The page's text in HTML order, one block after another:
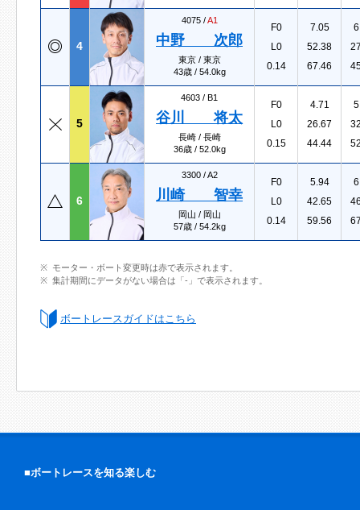
4
4075 /A1
中野 次郎
東京 / 東京
43歳 / 54.0kg
F0
L0
0.14
7.05
52.38
67.46
5
4603 / B1
谷川 将太
長崎 / 長崎
36歳 / 52.0kg
F0
L0
0.15
4.71
26.67
44.44
6
3300 /A2
川崎 智幸
岡山 / 岡山
57歳 / 54.2kg
F0
L0
0.14
5.94
42.65
59.56
モーター・ボート変更時は赤で表示されます。
集計期間にデータがない場合は「-」で表示されます。
ボートレースガイドはこちら
■ボートレースを知る楽しむ